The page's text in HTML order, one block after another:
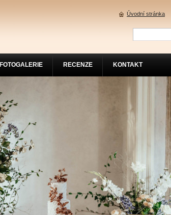
FOTOGALERIE RECENZE KONTAKT
Úvodní stránka